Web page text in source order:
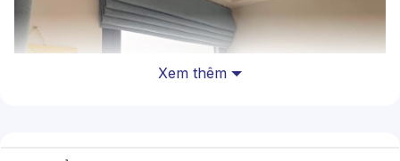
Xem thêm